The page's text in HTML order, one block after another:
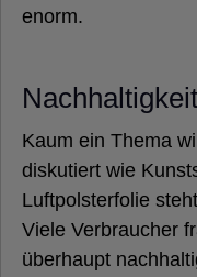
enorm.
Kaum ein Thema
diskutiert wie
Luftpolsterfolie
Viele Verbraucher
überhaupt